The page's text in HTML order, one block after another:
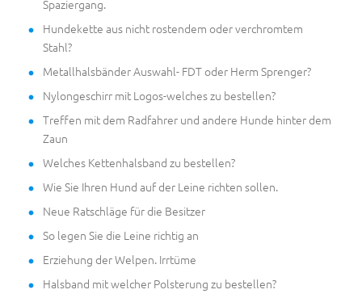
Spaziergang.
Hundekette aus nicht rostendem oder verchromtem
Stahl?
Metallhalsbänder Auswahl- FDT oder Herm Sprenger?
Nylongeschirr mit Logos-welches zu bestellen?
Treffen mit dem Radfahrer und andere Hunde hinter dem
Zaun
Welches Kettenhalsband zu bestellen?
Wie Sie Ihren Hund auf der Leine richten sollen.
Neue Ratschläge für die Besitzer
So legen Sie die Leine richtig an
Erziehung der Welpen. Irrtüme
Halsband mit welcher Polsterung zu bestellen?